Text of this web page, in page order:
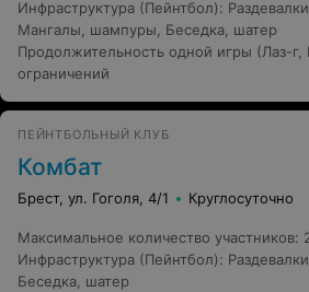
Инфраструктура (Пейнтбол): Раздевалки
Мангалы, шампуры
Беседка, шатер
Продолжительность одной игры (Лаз-
ограничений
ПЕЙНТБОЛЬНЫЙ КЛУБ
Комбат
Брест, ул. Гоголя, 4/1 Круглосуточно
Максимальное количество участников:
Инфраструктура (Пейнтбол): Раздевалки
Беседка, шатер